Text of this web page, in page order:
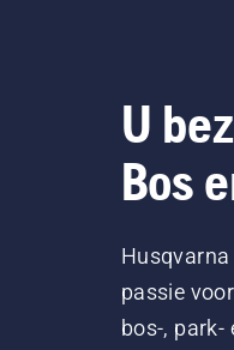
U
Bos
passie
bos-, park-